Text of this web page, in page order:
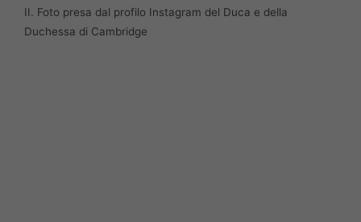
II. Foto presa dal profilo Instagram del Duca e della
Duchessa di Cambridge